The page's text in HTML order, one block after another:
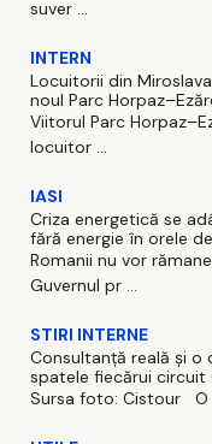
suver ...
INTERN
Locuitorii din
noul Parc
Viitorul Parc
locuitor ...
IASI
Criza energetică se
fără energie în orele
Romanii nu vor
Guvernul pr ...
STIRI INTERNE
Consultanță reală și
spatele fiecărui circuit
Sursa foto: Cistour O